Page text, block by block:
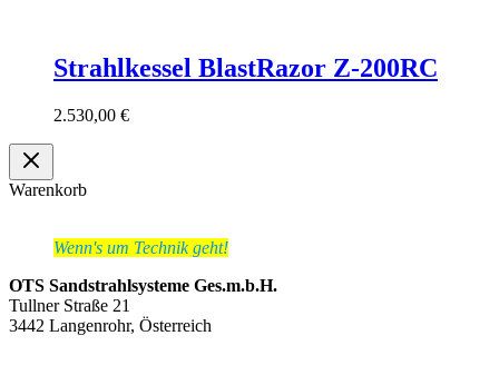
Strahlkessel BlastRazor Z-200RC
2.530,00 €
Warenkorb
Wenn's um Technik geht!
OTS Sandstrahlsysteme Ges.m.b.H.
Tullner Straße 21
3442 Langenrohr, Österreich